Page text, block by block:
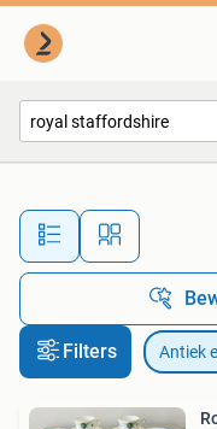
Filters Antiek